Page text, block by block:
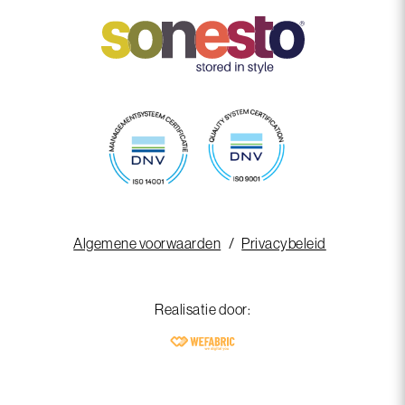
Algemene voorwaarden Privacybeleid
Realisatie door: